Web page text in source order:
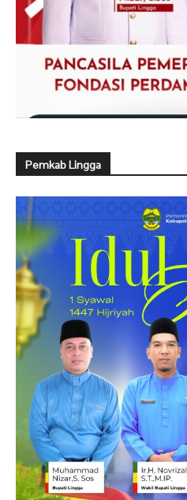
Pemkab Lingga